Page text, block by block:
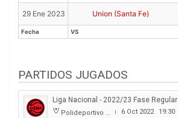
Fecha VS
29 Ene 2023 Union (Santa Fe)
Fecha VS
PARTIDOS JUGADOS
Liga Nacional - 2022/23 Fase Regular
Polideportivo Roberto Pando | 6 Oct 2022 19:30